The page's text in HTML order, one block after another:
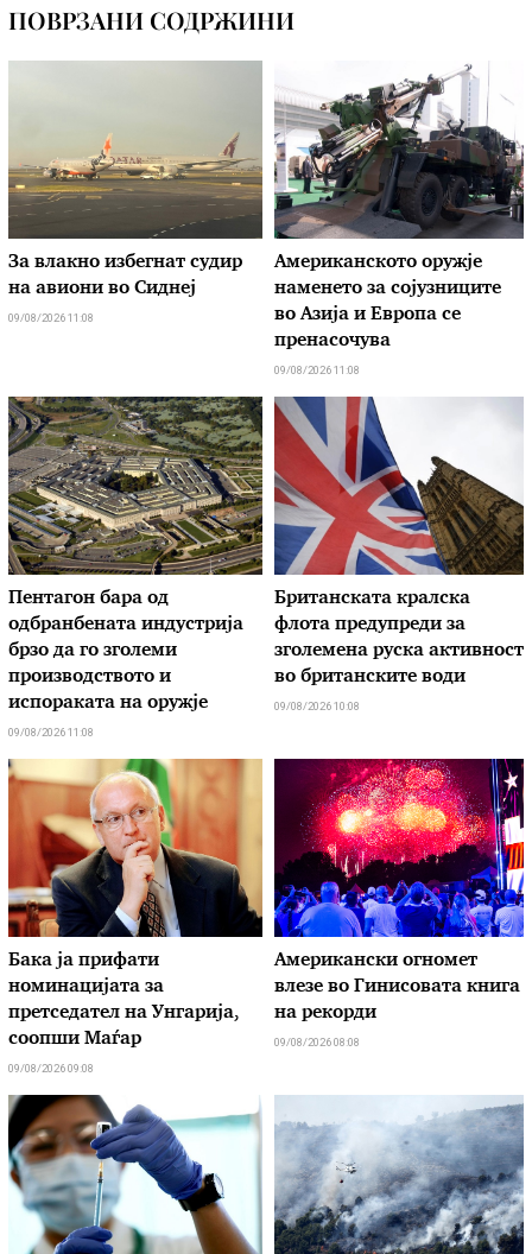
ПОВРЗАНИ СОДРЖИНИ
За влакно избегнат судир
на авиони во Сиднеј
09/08/2026 11:08
Американското оружје
наменето за сојузниците
во Азија и Европа се
пренасочува
09/08/2026 11:08
Пентагон бара од
одбранбената индустрија
брзо да го зголеми
производството и
испораката на оружје
09/08/2026 11:08
Британската кралска
флота предупреди за
зголемена руска активност
во британските води
09/08/2026 10:08
Бака ја прифати
номинацијата за
претседател на Унгарија,
соопши Маѓар
09/08/2026 09:08
Американски огномет
влезе во Гинисовата книга
на рекорди
09/08/2026 08:08